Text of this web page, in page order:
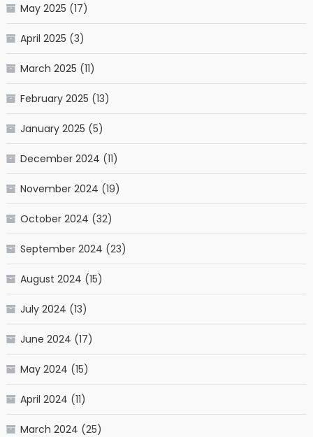
May 2025 (17)
April 2025 (3)
March 2025 (11)
February 2025 (13)
January 2025 (5)
December 2024 (11)
November 2024 (19)
October 2024 (32)
September 2024 (23)
August 2024 (15)
July 2024 (13)
June 2024 (17)
May 2024 (15)
April 2024 (11)
March 2024 (25)